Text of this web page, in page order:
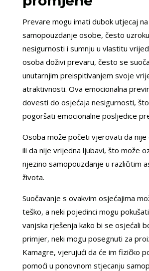
Prevare mogu imati dubok utjecaj na
samopouzdanje osobe, često
nesigurnosti i sumnju u vlastitu
osoba doživi prevaru, često se
unutarnjim preispitivanjem svoje
atraktivnosti. Ova emocionalna
dovesti do osjećaja nesigurnosti,
pogoršati emocionalne posljedice
Osoba može početi vjerovati da
ili da nije vrijedna ljubavi, što može
njezino samopouzdanje u različitim
života.
Suočavanje s ovakvim osjećajima
teško, a neki pojedinci mogu
vanjska rješenja kako bi se osjećali
primjer, neki mogu posegnuti za
Kamagre, vjerujući da će im fizičko
pomoći u ponovnom stjecanju